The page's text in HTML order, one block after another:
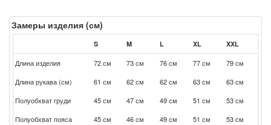
Замеры изделия (см)
S M L XL XXL
Длина изделия 72 см 73 см 76 см 77 см
79 см
Длина рукава (см)
61 см 62 см 62 см 63 см
63 см
Полуобхват груди
45 см 47 см 49 см 51 см
53 см
Полуобхват пояса
45 см 46 см 49 см 51 см
53 см